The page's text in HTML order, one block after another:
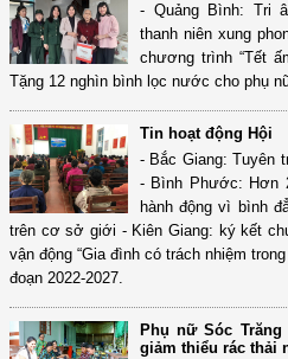
- Quảng Bình: Tri
thanh niên xung
chương trình “Tết
Tặng 12 nghìn bình lọc nước cho phụ
Tin hoạt động Hội
- Bắc Giang: Tuyên
- Bình Phước: Hơn
hành động vì bình
trên cơ sở giới - Kiên Giang: ký kết
vận động “Gia đình có trách nhiệm
đoạn 2022-2027.
Phụ nữ Sóc
giảm thiểu rác thải